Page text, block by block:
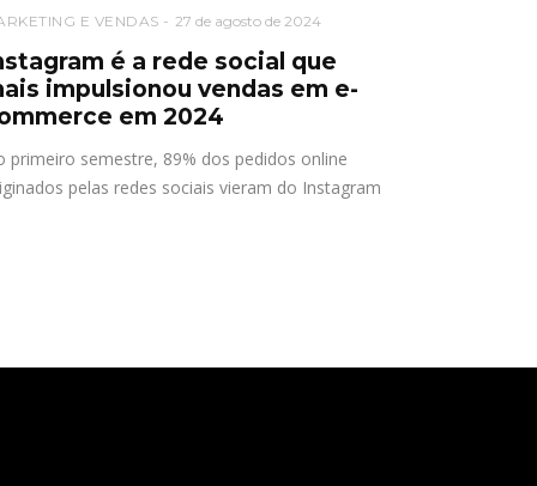
E VENDAS 27 de agosto de 2024
é a rede social que
impulsionou vendas em e-
em 2024
primeiro semestre, 89% dos pedidos online
pelas redes sociais vieram do Instagram